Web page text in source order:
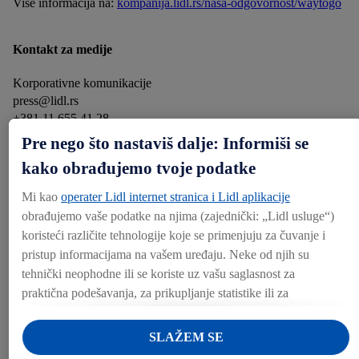
Više informacija na: kompanija.lidl.rs/nasa-odgovornost/waytogo
Kontakt za medije
Korporativne komunikacije
press@lidl.rs
+381 11 655 41 28
Kategorije
CSR Proizvodi
Preuzmi
PREUZMI (1.93 MB)
Podeli
Pre nego što nastaviš dalje: Informiši se
kako obrađujemo tvoje podatke
Mi kao operater Lidl internet stranica i Lidl aplikacije
obrađujemo vaše podatke na njima (zajednički: „Lidl usluge“)
koristeći različite tehnologije koje se primenjuju za čuvanje i
pristup informacijama na vašem uređaju. Neke od njih su
tehnički neophodne ili se koriste uz vašu saglasnost za
praktična podešavanja, za prikupljanje statistike ili za
ste korisnik Lidl Plus aplikacije, podaci o vašem ponašanju
prilikom kupovine u prodavnici takođe će biti obrađeni u
SLAŽEM SE